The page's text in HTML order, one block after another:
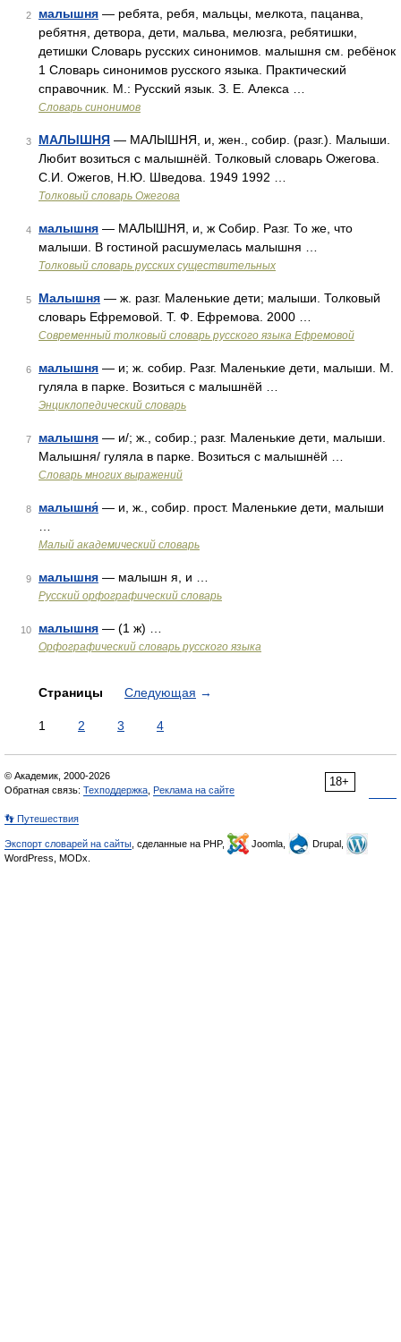
2 малышня — ребята, ребя, мальцы, мелкота, пацанва,
ребятня, детвора, дети, мальва, мелюзга, ребятишки,
детишки Словарь русских синонимов. малышня см. ребёнок
1 Словарь синонимов русского языка. Практический
справочник. М.: Русский язык. З. Е. Алекса …
Словарь синонимов
3 МАЛЫШНЯ — МАЛЫШНЯ, и, жен., собир. (разг.). Малыши.
Любит возиться с малышнёй. Толковый словарь Ожегова.
С.И. Ожегов, Н.Ю. Шведова. 1949 1992 …
Толковый словарь Ожегова
4 малышня — МАЛЫШНЯ, и, ж Собир. Разг. То же, что
малыши. В гостиной расшумелась малышня …
Толковый словарь русских существительных
5 Малышня — ж. разг. Маленькие дети; малыши. Толковый
словарь Ефремовой. Т. Ф. Ефремова. 2000 …
Современный толковый словарь русского языка Ефремовой
6 малышня — и; ж. собир. Разг. Маленькие дети, малыши. М.
гуляла в парке. Возиться с малышнёй …
Энциклопедический словарь
7 малышня — и/; ж., собир.; разг. Маленькие дети, малыши.
Малышня/ гуляла в парке. Возиться с малышнёй …
Словарь многих выражений
8 малышня́ — и, ж., собир. прост. Маленькие дети, малыши
Малый академический словарь
9 малышня — малышн я, и …
Русский орфографический словарь
10 малышня — (1 ж) …
Орфографический словарь русского языка
Страницы Следующая →
1 2 3 4
18+
© Академик, 2000-2026
Обратная связь: Техподдержка Реклама на сайте
👣 Путешествия
Экспорт словарей на сайты , сделанные на PHP, Joomla,
Drupal,
WordPress, MODx.